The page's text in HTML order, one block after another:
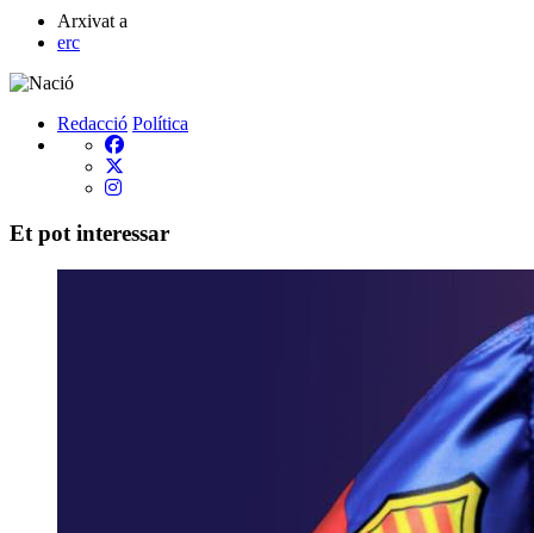
Arxivat a
erc
Redacció Política
Et pot interessar